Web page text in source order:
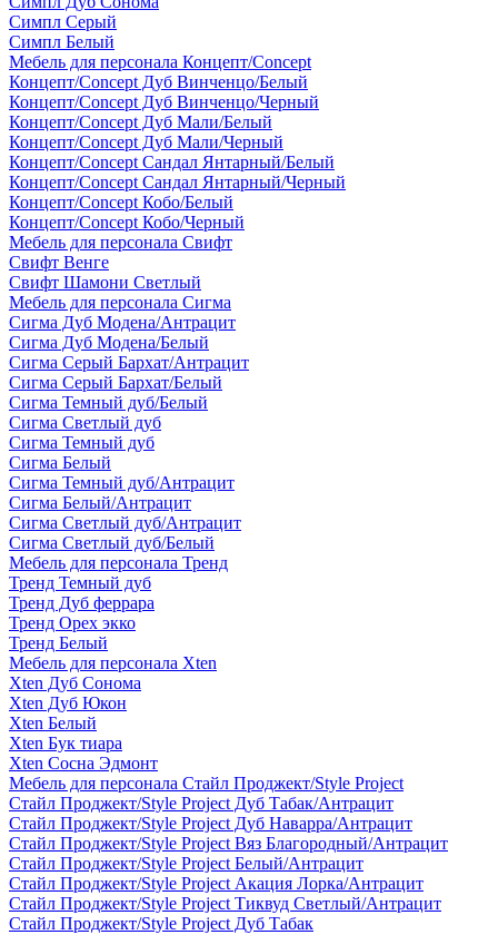
Симпл Серый
Симпл Белый
Мебель для персонала Концепт/Concept
Концепт/Concept Дуб Винченцо/Белый
Концепт/Concept Дуб Винченцо/Черный
Концепт/Concept Дуб Мали/Белый
Концепт/Concept Дуб Мали/Черный
Концепт/Concept Сандал Янтарный/Белый
Концепт/Concept Сандал Янтарный/Черный
Концепт/Concept Кобо/Белый
Концепт/Concept Кобо/Черный
Мебель для персонала Свифт
Свифт Венге
Свифт Шамони Светлый
Мебель для персонала Сигма
Сигма Дуб Модена/Антрацит
Сигма Дуб Модена/Белый
Сигма Серый Бархат/Антрацит
Сигма Серый Бархат/Белый
Сигма Темный дуб/Белый
Сигма Светлый дуб
Сигма Темный дуб
Сигма Белый
Сигма Темный дуб/Антрацит
Сигма Белый/Антрацит
Сигма Светлый дуб/Антрацит
Сигма Светлый дуб/Белый
Мебель для персонала Тренд
Тренд Темный дуб
Тренд Дуб феррара
Тренд Орех экко
Тренд Белый
Мебель для персонала Xten
Xten Дуб Сонома
Xten Дуб Юкон
Xten Белый
Xten Бук тиара
Xten Сосна Эдмонт
Мебель для персонала Стайл Проджект/Style Project
Стайл Проджект/Style Project Дуб Табак/Антрацит
Стайл Проджект/Style Project Дуб Наварра/Антрацит
Стайл Проджект/Style Project Вяз Благородный/Антрацит
Стайл Проджект/Style Project Белый/Антрацит
Стайл Проджект/Style Project Акация Лорка/Антрацит
Стайл Проджект/Style Project Тиквуд Светлый/Антрацит
Стайл Проджект/Style Project Дуб Табак